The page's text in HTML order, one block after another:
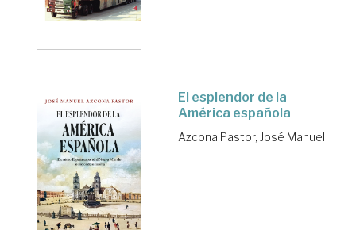
El esplendor de la
América española
Azcona Pastor, José Manuel